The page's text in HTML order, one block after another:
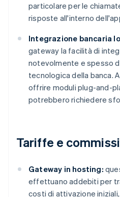
particolare per le
risposte all'interno
Integrazione bancaria
gateway la facilità di
notevolmente e spesso
tecnologica della banca.
offrire moduli plug-and-
potrebbero richiedere
Tariffe e
Gateway in hosting:
effettuano addebiti per
costi di attivazione